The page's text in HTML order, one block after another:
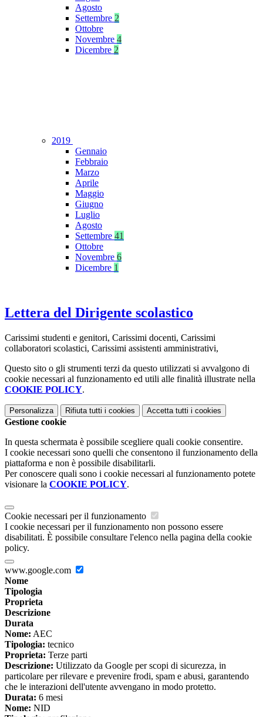
Agosto
Settembre 2
Ottobre
Novembre 4
Dicembre 2
2019
Gennaio
Febbraio
Marzo
Aprile
Maggio
Giugno
Luglio
Agosto
Settembre 41
Ottobre
Novembre 6
Dicembre 1
Lettera del Dirigente scolastico
Carissimi studenti e genitori, Carissimi docenti, Carissimi
collaboratori scolastici, Carissimi assistenti amministrativi,
Questo sito o gli strumenti terzi da questo utilizzati si avvalgono di
cookie necessari al funzionamento ed utili alle finalità illustrate nella
COOKIE POLICY.
Personalizza Rifiuta tutti i cookies Accetta tutti i cookies
Gestione cookie
In questa schermata è possibile scegliere quali cookie consentire.
I cookie necessari sono quelli che consentono il funzionamento della
piattaforma e non è possibile disabilitarli.
Per conoscere quali sono i cookie necessari al funzionamento potete
visionare la COOKIE POLICY.
Cookie necessari per il funzionamento
I cookie necessari per il funzionamento non possono essere
disabilitati. È possibile consultare l'elenco nella pagina della cookie
policy.
www.google.com
Nome
Tipologia
Proprieta
Descrizione
Durata
Nome: AEC
Tipologia: tecnico
Proprieta: Terze parti
Descrizione: Utilizzato da Google per scopi di sicurezza, in
particolare per rilevare e prevenire frodi, spam e abusi, garantendo
che le interazioni dell'utente avvengano in modo protetto.
Durata: 6 mesi
Nome: NID